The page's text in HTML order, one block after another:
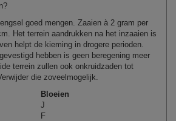
goed mengen. Zaaien à 2 gram per
Het terrein aandrukken na het inzaaien is
helpt de kieming in drogere perioden.
hebben is geen beregening meer
terrein zullen ook onkruidzaden tot
die zoveel mogelijk
Bloeien
J
F